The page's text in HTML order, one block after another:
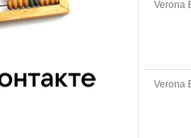
Verona
Verona